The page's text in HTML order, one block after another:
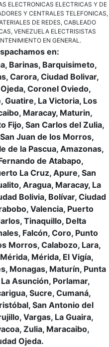
ELECTRONICAS ELECTRICAS Y DE
Y CENTRALES TELEFONICAS,
DE REDES, CABLEADO
VENEZUELA ELECTRISISTAS
EN GENERAL.
en:
Barinas, Barquisimeto,
Carora, Ciudad Bolivar,
Coronel Oviedo,
Guatire, La Victoria, Los
Maracay, Maturin,
Fijo, San Carlos del Zulia,
Juan de los Morros,
de la Pascua, Amazonas,
de Atabapo,
La Cruz, Apure, San
Aragua, Maracay, La
Bolivia, Bolívar, Ciudad
Valencia, Puerto
Tinaquillo, Delta
Falcón, Coro, Punto
Morros, Calabozo, Lara,
Mérida, El Vigía,
Monagas, Maturín, Punta
Asunción, Porlamar,
Sucre, Cumaná,
San Antonio del
Vargas, La Guaira,
Zulia, Maracaibo,
Ojeda.